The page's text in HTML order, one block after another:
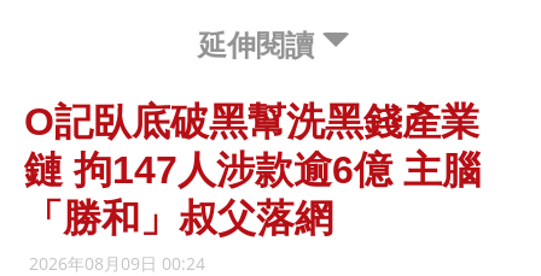
延伸閱讀
O記臥底破黑幫洗黑錢產業
鏈 拘147人涉款逾6億 主腦
「勝和」叔父落網
2026年08月09日 00:24